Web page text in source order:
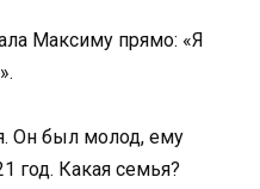
Максиму прямо: «Я
Он был молод, ему
год. Какая семья?